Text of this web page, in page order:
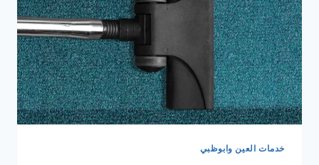
خدمات العين وابوظبي